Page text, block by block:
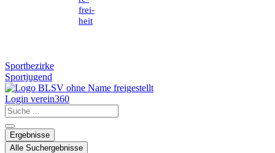
frei­
heit
Sportbezirke
Sportjugend
Login verein360
Search
...
Ergebnisse
Alle Suchergebnisse